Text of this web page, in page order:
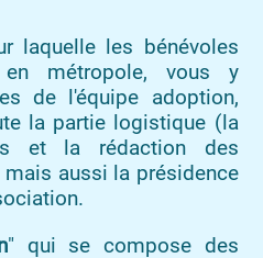
laquelle les bénévoles
métropole, vous y
de l'équipe adoption,
la partie logistique (la
et la rédaction des
aussi la présidence
" qui se compose des